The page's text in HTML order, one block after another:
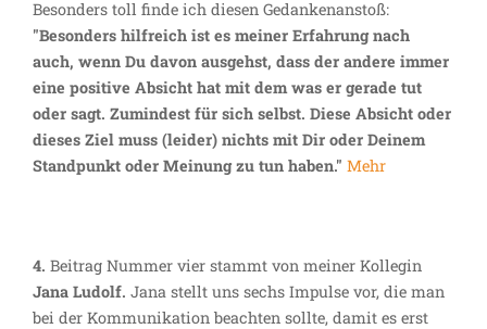
Besonders toll finde ich diesen Gedankenanstoß:
"Besonders hilfreich ist es meiner Erfahrung nach
auch, wenn Du davon ausgehst, dass der andere immer
eine positive Absicht hat mit dem was er gerade tut
oder sagt. Zumindest für sich selbst. Diese Absicht oder
dieses Ziel muss (leider) nichts mit Dir oder Deinem
Standpunkt oder Meinung zu tun haben." Mehr
4. Beitrag Nummer vier stammt von meiner Kollegin
Jana Ludolf. Jana stellt uns sechs Impulse vor, die man
bei der Kommunikation beachten sollte, damit es erst